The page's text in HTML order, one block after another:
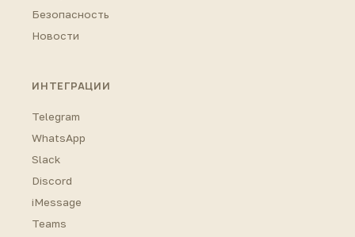
Безопасность
Новости
ИНТЕГРАЦИИ
Telegram
WhatsApp
Slack
Discord
iMessage
Teams